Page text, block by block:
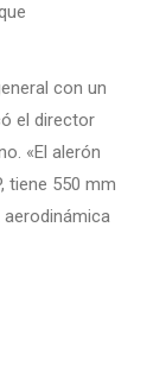
con un
el director
«El alerón
tiene 550 mm